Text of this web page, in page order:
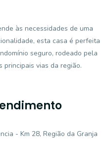
às necessidades de uma
esta casa é perfeita
seguro, rodeado pela
principais vias da região.
- Km 28, Região da Granja